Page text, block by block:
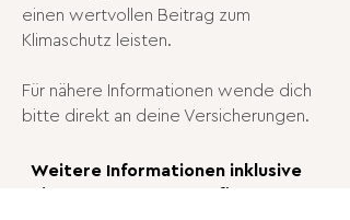
einen wertvollen Beitrag zum
Klimaschutz leisten.
Für nähere Informationen wende dich
bitte direkt an deine Versicherungen.
Weitere Informationen inklusive